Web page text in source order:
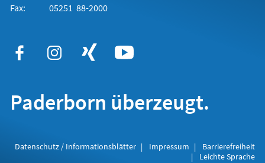
Fax:
05251 88-2000
Paderborn überzeugt.
Datenschutz / Informationsblätter Impressum
Barrierefreiheit
Leichte Sprache